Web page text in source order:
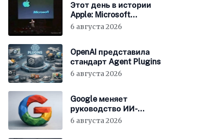
Этот день в истории
Apple: Microsoft
инвестирует в Apple
6 августа 2026
OpenAI представила
стандарт Agent Plugins
6 августа 2026
Google меняет
руководство ИИ-
направления
6 августа 2026